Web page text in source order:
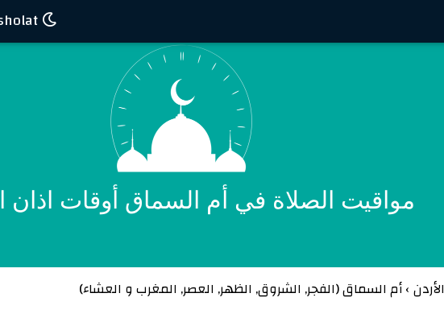
مواقيت الصلاة في أم السماق أوقات اذان
الأردن ›أم السماق (الفجر, الشروق, الظهر, العصر, المغرب و العشاء)